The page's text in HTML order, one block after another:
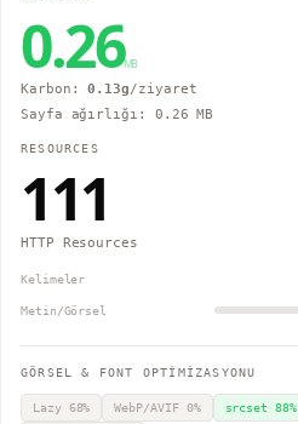
0.26MB
Karbon:0.13g/ziyaret
Sayfa ağırlığı: 0.26 MB
RESOURCES
111
HTTP Resources
Kelimeler
Metin/Görsel
GÖRSEL & FONT OPTİMİZASYONU
Lazy 68% WebP/AVIF 0% srcset88%